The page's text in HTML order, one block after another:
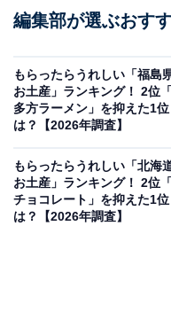
編集部が選ぶおす
もらったらうれしい「福島
お土産」ランキング！ 2位
多方ラーメン」を抑えた1位
は？【2026年調査】
もらったらうれしい「北海
お土産」ランキング！ 2位
チョコレート」を抑えた1位
は？【2026年調査】